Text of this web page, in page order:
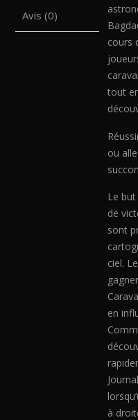
Avis (0)
cours
tout
ou
Le
de
sont
ciel.
en
à